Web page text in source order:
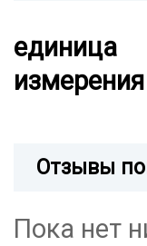
единица
измерения
Отзывы
Пока нет